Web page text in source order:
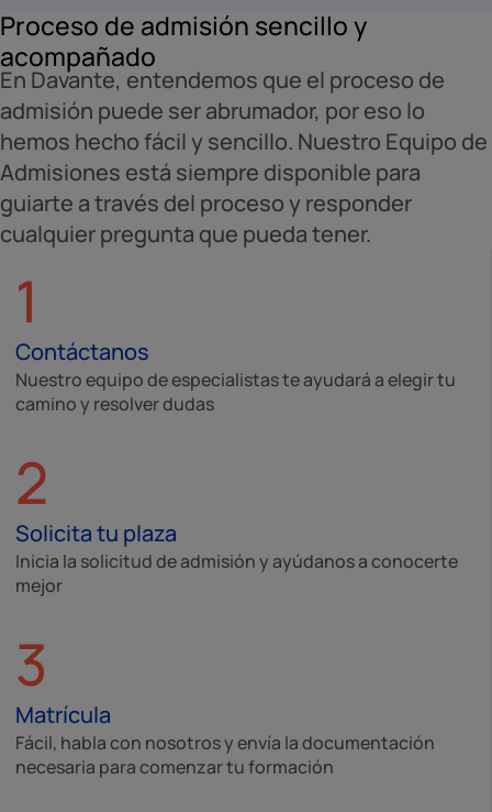
Proceso de admisión sencillo y
acompañado
En Davante, entendemos que el proceso de
admisión puede ser abrumador, por eso lo
hemos hecho fácil y sencillo. Nuestro Equipo de
Admisiones está siempre disponible para
guiarte a través del proceso y responder
cualquier pregunta que pueda tener.
1
Contáctanos
Nuestro equipo de especialistas te ayudará a elegir tu
camino y resolver dudas
2
Solicita tu plaza
Inicia la solicitud de admisión y ayúdanos a conocerte
mejor
3
Matrícula
Fácil, habla con nosotros y envía la documentación
necesaria para comenzar tu formación